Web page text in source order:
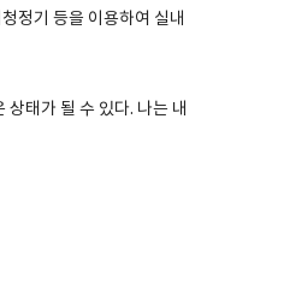
정기 등을 이용하여 실내
태가 될 수 있다. 나는 내